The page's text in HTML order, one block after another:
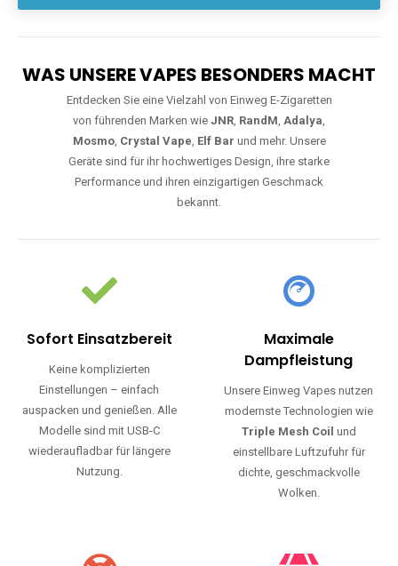
WAS UNSERE VAPES BESONDERS MACHT
Entdecken Sie eine Vielzahl von Einweg E-Zigaretten
von führenden Marken wie JNR, RandM, Adalya,
Mosmo, Crystal Vape, Elf Bar und mehr. Unsere
Geräte sind für ihr hochwertiges Design, ihre starke
Performance und ihren einzigartigen Geschmack
bekannt.
Sofort Einsatzbereit
Keine komplizierten
Einstellungen – einfach
auspacken und genießen. Alle
Modelle sind mit USB-C
wiederaufladbar für längere
Nutzung.
Maximale
Dampfleistung
Unsere Einweg Vapes nutzen
modernste Technologien wie
Triple Mesh Coil und
einstellbare Luftzufuhr für
dichte, geschmackvolle
Wolken.